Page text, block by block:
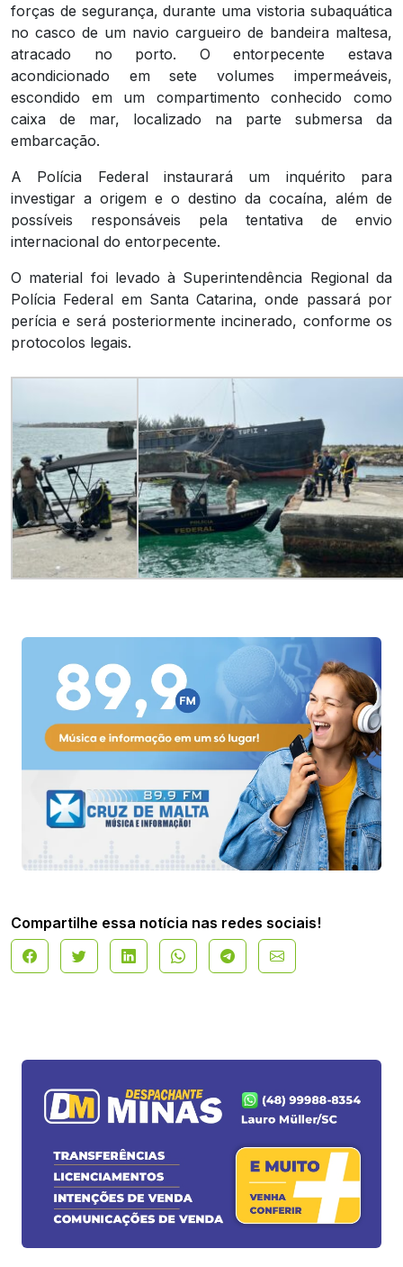
forças de segurança, durante uma vistoria subaquática
no casco de um navio cargueiro de bandeira maltesa,
atracado no porto. O entorpecente estava
acondicionado em sete volumes impermeáveis,
escondido em um compartimento conhecido como
caixa de mar, localizado na parte submersa da
embarcação.
A Polícia Federal instaurará um inquérito para
investigar a origem e o destino da cocaína, além de
possíveis responsáveis pela tentativa de envio
internacional do entorpecente.
O material foi levado à Superintendência Regional da
Polícia Federal em Santa Catarina, onde passará por
perícia e será posteriormente incinerado, conforme os
protocolos legais.
Compartilhe essa notícia nas redes sociais!